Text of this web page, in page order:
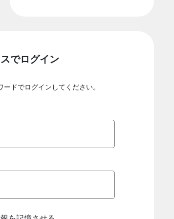
でログイン
ドでログインしてください。